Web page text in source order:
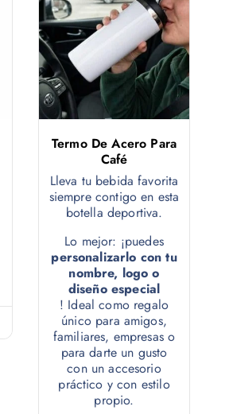
Termo De Acero Para
Café
Lleva tu bebida favorita
siempre contigo en esta
botella deportiva.
Lo mejor: ¡puedes
personalizarlo con tu
nombre, logo o
diseño especial
! Ideal como regalo
único para amigos,
familiares, empresas o
para darte un gusto
con un accesorio
práctico y con estilo
propio.